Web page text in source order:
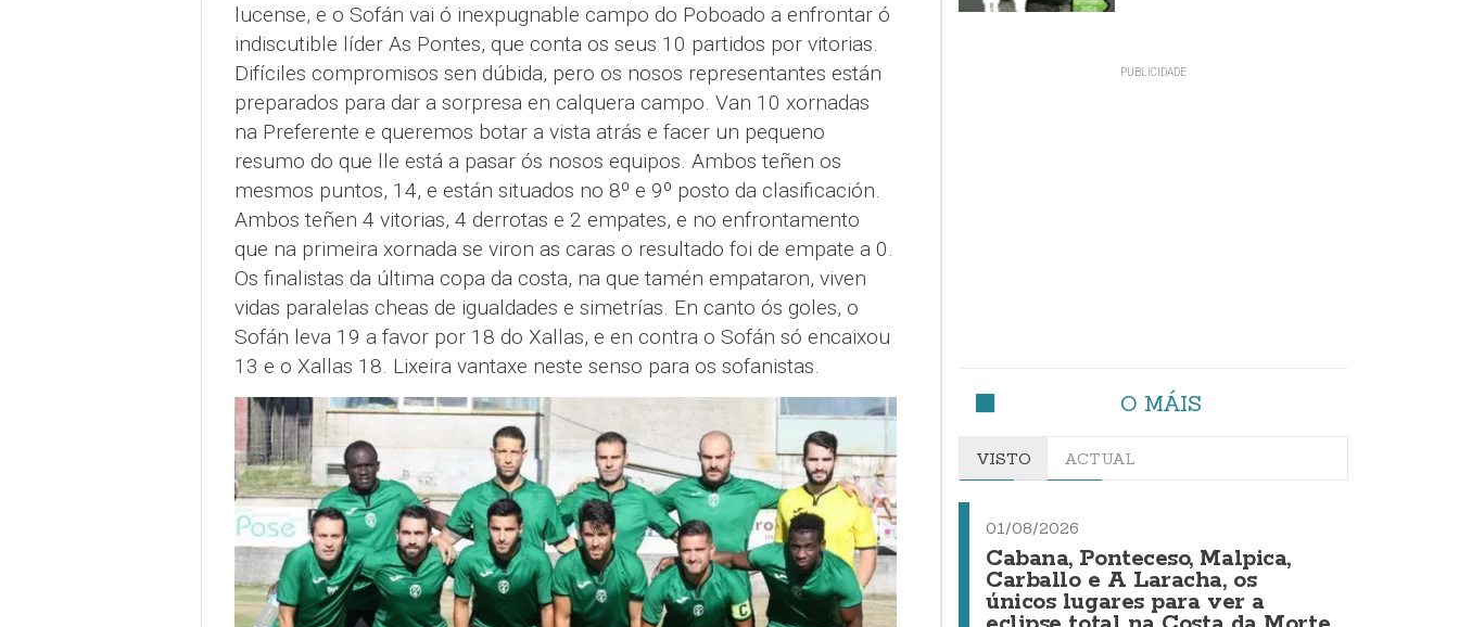
lucense, e o Sofán vai ó inexpugnable campo do Poboado a enfrontar ó
indiscutible líder As Pontes, que conta os seus 10 partidos por vitorias.
Difíciles compromisos sen dúbida, pero os nosos representantes están
preparados para dar a sorpresa en calquera campo. Van 10 xornadas
na Preferente e queremos botar a vista atrás e facer un pequeno
resumo do que lle está a pasar ós nosos equipos. Ambos teñen os
mesmos puntos, 14, e están situados no 8º e 9º posto da clasificación.
Ambos teñen 4 vitorias, 4 derrotas e 2 empates, e no enfrontamento
que na primeira xornada se viron as caras o resultado foi de empate a 0.
Os finalistas da última copa da costa, na que tamén empataron, viven
vidas paralelas cheas de igualdades e simetrías. En canto ós goles, o
Sofán leva 19 a favor por 18 do Xallas, e en contra o Sofán só encaixou
13 e o Xallas 18. Lixeira vantaxe neste senso para os sofanistas.
O MÁIS
VISTO ACTUAL
01/08/2026
Cabana, Ponteceso, Malpica,
Carballo e A Laracha, os
únicos lugares para ver a